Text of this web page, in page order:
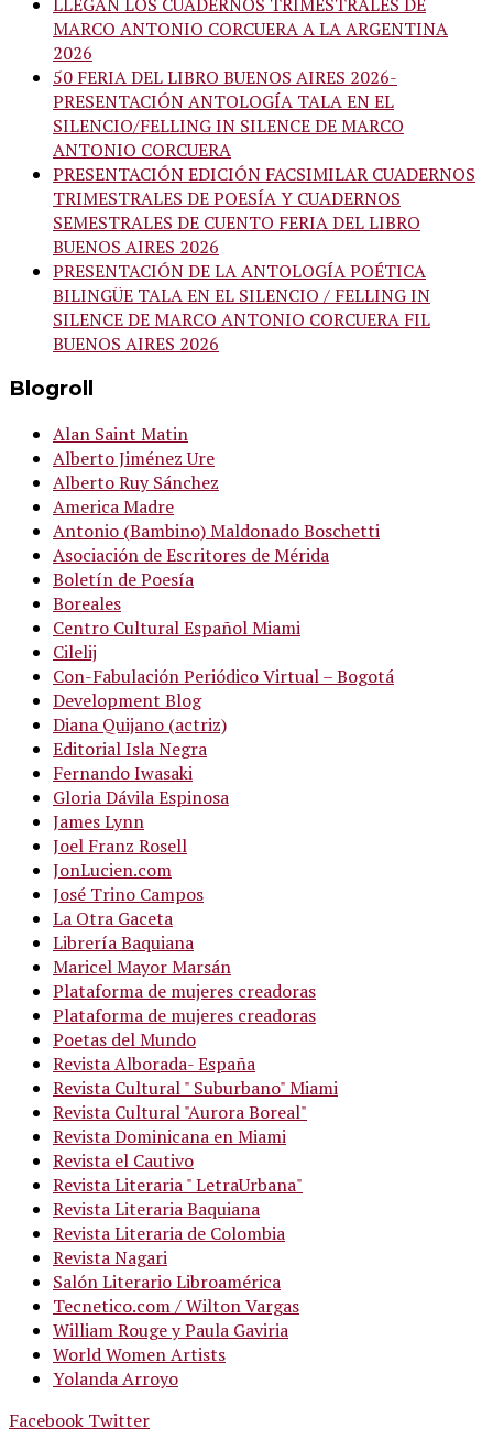
MARCO ANTONIO CORCUERA A LA ARGENTINA
2026
50 FERIA DEL LIBRO BUENOS AIRES 2026-
PRESENTACIÓN ANTOLOGÍA TALA EN EL
SILENCIO/FELLING IN SILENCE DE MARCO
ANTONIO CORCUERA
PRESENTACIÓN EDICIÓN FACSIMILAR CUADERNOS
TRIMESTRALES DE POESÍA Y CUADERNOS
SEMESTRALES DE CUENTO FERIA DEL LIBRO
BUENOS AIRES 2026
PRESENTACIÓN DE LA ANTOLOGÍA POÉTICA
BILINGÜE TALA EN EL SILENCIO / FELLING IN
SILENCE DE MARCO ANTONIO CORCUERA FIL
BUENOS AIRES 2026
Blogroll
Alan Saint Matin
Alberto Jiménez Ure
Alberto Ruy Sánchez
America Madre
Antonio (Bambino) Maldonado Boschetti
Asociación de Escritores de Mérida
Boletín de Poesía
Boreales
Centro Cultural Español Miami
Cilelij
Con-Fabulación Periódico Virtual – Bogotá
Development Blog
Diana Quijano (actriz)
Editorial Isla Negra
Fernando Iwasaki
Gloria Dávila Espinosa
James Lynn
Joel Franz Rosell
JonLucien.com
José Trino Campos
La Otra Gaceta
Librería Baquiana
Maricel Mayor Marsán
Plataforma de mujeres creadoras
Plataforma de mujeres creadoras
Poetas del Mundo
Revista Alborada- España
Revista Cultural " Suburbano" Miami
Revista Cultural "Aurora Boreal"
Revista Dominicana en Miami
Revista el Cautivo
Revista Literaria " LetraUrbana"
Revista Literaria Baquiana
Revista Literaria de Colombia
Revista Nagari
Salón Literario Libroamérica
Tecnetico.com / Wilton Vargas
William Rouge y Paula Gaviria
World Women Artists
Yolanda Arroyo
Facebook Twitter